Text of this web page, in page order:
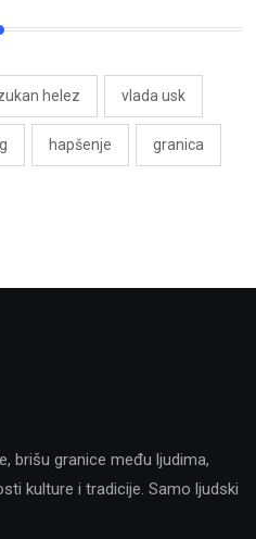
helez vlada usk
hapšenje granica
brišu granice među ljudima,
kulture i tradicije. Samo ljudski